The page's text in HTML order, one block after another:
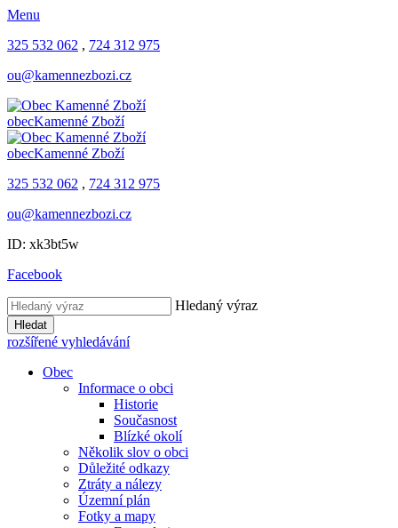
Menu
325 532 062 , 724 312 975
ou@kamennezbozi.cz
obecKamenné Zboží
obecKamenné Zboží
325 532 062 , 724 312 975
ou@kamennezbozi.cz
ID: xk3bt5w
Facebook
Hledaný výraz
Hledat
rozšířené vyhledávání
Obec
Informace o obci
Historie
Současnost
Blízké okolí
Několik slov o obci
Důležité odkazy
Ztráty a nálezy
Územní plán
Fotky a mapy